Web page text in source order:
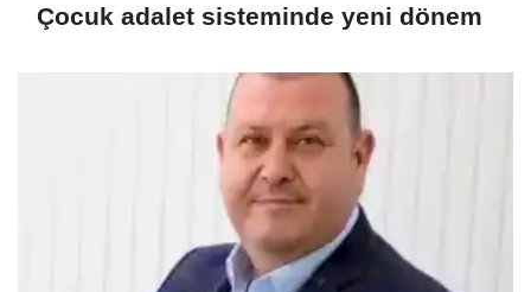
Çocuk adalet sisteminde yeni dönem